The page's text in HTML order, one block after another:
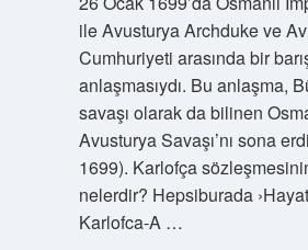
ile Avusturya Archduke ve
Cumhuriyeti arasında bir
anlaşmasıydı. Bu anlaşma,
savaşı olarak da bilinen
Avusturya Savaşı’nı sona
1699). Karlofça
nelerdir? Hepsiburada
Karlofca-A …